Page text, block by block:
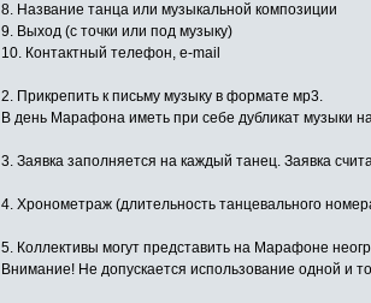
8. Название танца или музыкальной композиции
9. Выход (с точки или под музыку)
10. Контактный телефон, e-mail
2. Прикрепить к письму музыку в формате мр3.
В день Марафона иметь при себе дубликат музыки
3. Заявка заполняется на каждый танец. Заявка
4. Хронометраж (длительность танцевального
5. Коллективы могут представить на Марафоне
Внимание! Не допускается использование одной и